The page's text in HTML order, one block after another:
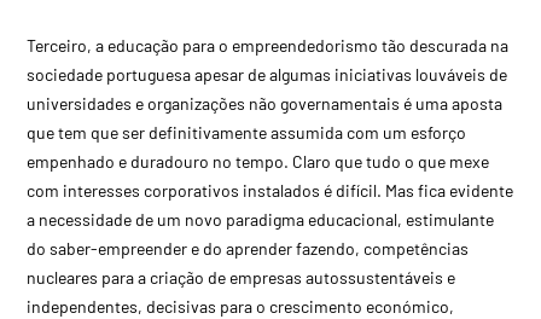
Terceiro, a educação para o empreendedorismo tão descurada na
sociedade portuguesa apesar de algumas iniciativas louváveis de
universidades e organizações não governamentais é uma aposta
que tem que ser definitivamente assumida com um esforço
empenhado e duradouro no tempo. Claro que tudo o que mexe
com interesses corporativos instalados é difícil. Mas fica evidente
a necessidade de um novo paradigma educacional, estimulante
do saber-empreender e do aprender fazendo, competências
nucleares para a criação de empresas autossustentáveis e
independentes, decisivas para o crescimento económico,